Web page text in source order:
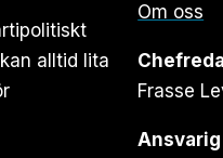
alltid lita
Om oss
Frasse